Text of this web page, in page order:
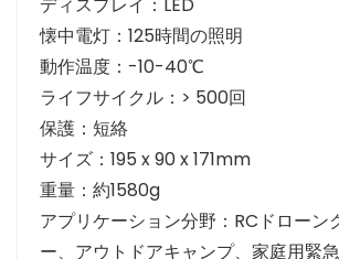
懐中電灯：125時間の照明
動作温度：-10-40℃
ライフサイクル：> 500回
保護：短絡
サイズ：195 x 90 x 171mm
重量：約1580g
アプリケーション分野：RCドローン
ー、アウトドアキャンプ、家庭用緊